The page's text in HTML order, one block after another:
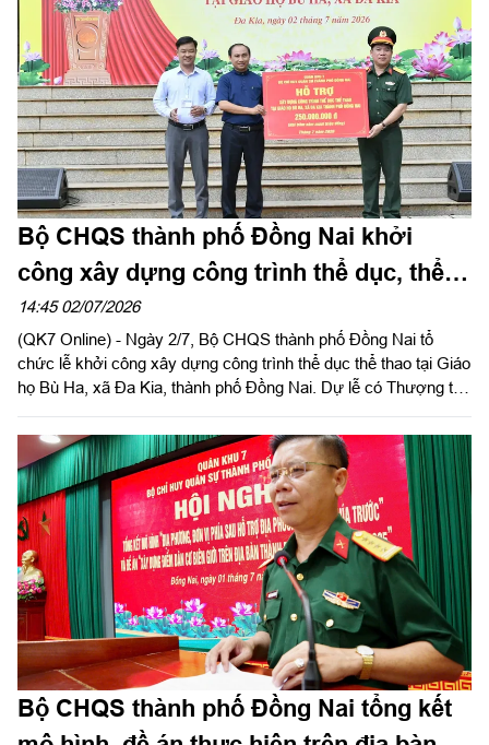
CHQS thành phố Đồng Nai dự, chỉ đạo và kiểm tra diễn tập.
Bộ CHQS thành phố Đồng Nai khởi
công xây dựng công trình thể dục, thể
thao tại xã Đa Kia
14:45 02/07/2026
(QK7 Online) - Ngày 2/7, Bộ CHQS thành phố Đồng Nai tổ
chức lễ khởi công xây dựng công trình thể dục thể thao tại Giáo
họ Bù Ha, xã Đa Kia, thành phố Đồng Nai. Dự lễ có Thượng tá
phố Đồng Nai; Linh mục Phanxicô Trần Văn Đoàn, Quản xứ
Giáo xứ An Bình, Quản nhiệm Giáo họ Bù Ha; đại diện cấp ủy,
chính quyền địa phương cùng đông đảo bà con giáo dân trên
địa bàn.
Bộ CHQS thành phố Đồng Nai tổng kết